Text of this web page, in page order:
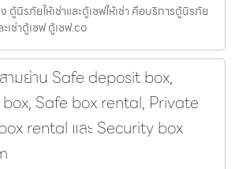
ตู้นิรภัยให้เช่าและตู้เซฟให้เช่า คือบริการตู้นิรภัย
เช่าตู้เซฟ ตู้เซฟ.co
ามย่าน Safe deposit box,
Safe box rental, Private
rental และ Security box